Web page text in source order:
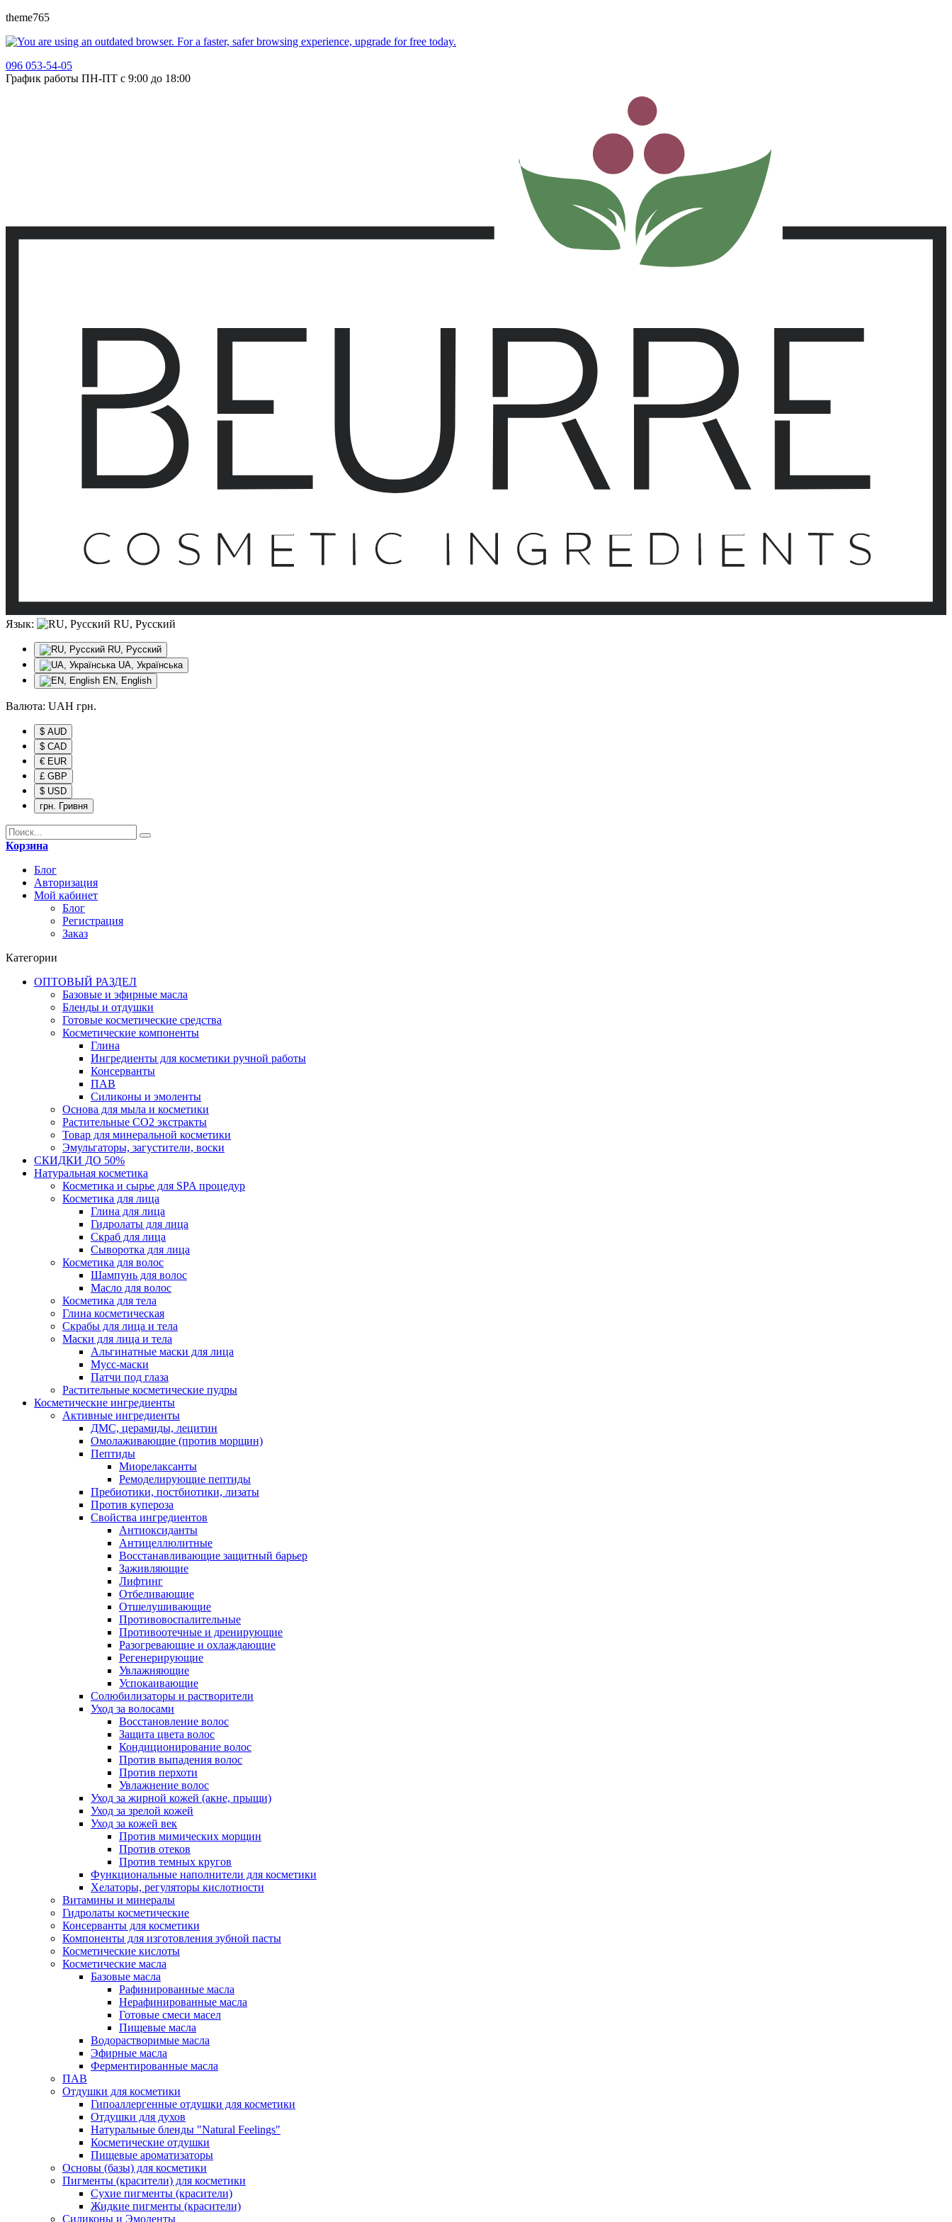
theme765
096 053-54-05
График работы ПН-ПТ с 9:00 до 18:00
Язык: RU, Русский
RU, Русский
UA, Українська
EN, English
Валюта: UAH грн.
$ AUD
$ CAD
€ EUR
£ GBP
$ USD
грн. Гривня
Корзина
Блог
Авторизация
Мой кабинет
Блог
Регистрация
Заказ
Категории
ОПТОВЫЙ РАЗДЕЛ
Базовые и эфирные масла
Бленды и отдушки
Готовые косметические средства
Косметические компоненты
Глина
Ингредиенты для косметики ручной работы
Консерванты
ПАВ
Силиконы и эмоленты
Основа для мыла и косметики
Растительные СО2 экстракты
Товар для минеральной косметики
Эмульгаторы, загустители, воски
СКИДКИ ДО 50%
Натуральная косметика
Косметика и сырье для SPA процедур
Косметика для лица
Глина для лица
Гидролаты для лица
Скраб для лица
Сыворотка для лица
Косметика для волос
Шампунь для волос
Масло для волос
Косметика для тела
Глина косметическая
Скрабы для лица и тела
Маски для лица и тела
Альгинатные маски для лица
Мусс-маски
Патчи под глаза
Растительные косметические пудры
Косметические ингредиенты
Активные ингредиенты
ДМС, церамиды, лецитин
Омолаживающие (против морщин)
Пептиды
Миорелаксанты
Ремоделирующие пептиды
Пребиотики, постбиотики, лизаты
Против купероза
Свойства ингредиентов
Антиоксиданты
Антицеллюлитные
Восстанавливающие защитный барьер
Заживляющие
Лифтинг
Отбеливающие
Отшелушивающие
Противовоспалительные
Противоотечные и дренирующие
Разогревающие и охлаждающие
Регенерирующие
Увлажняющие
Успокаивающие
Солюбилизаторы и растворители
Уход за волосами
Восстановление волос
Защита цвета волос
Кондиционирование волос
Против выпадения волос
Против перхоти
Увлажнение волос
Уход за жирной кожей (акне, прыщи)
Уход за зрелой кожей
Уход за кожей век
Против мимических морщин
Против отеков
Против темных кругов
Функциональные наполнители для косметики
Хелаторы, регуляторы кислотности
Витамины и минералы
Гидролаты косметические
Консерванты для косметики
Компоненты для изготовления зубной пасты
Косметические кислоты
Косметические масла
Базовые масла
Рафинированные масла
Нерафинированные масла
Готовые смеси масел
Пищевые масла
Водорастворимые масла
Эфирные масла
Ферментированные масла
ПАВ
Отдушки для косметики
Гипоаллергенные отдушки для косметики
Отдушки для духов
Натуральные бленды "Natural Feelings"
Косметические отдушки
Пищевые ароматизаторы
Основы (базы) для косметики
Пигменты (красители) для косметики
Сухие пигменты (красители)
Жидкие пигменты (красители)
Силиконы и Эмоленты